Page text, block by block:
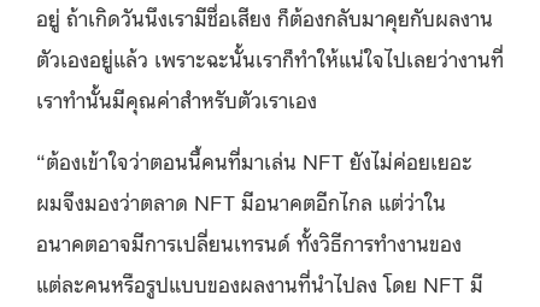
อยู่ ถ้าเกิดวันนึงเรามีชื่อเสียง ก็ต้องกลับมาคุยกับผลงาน
ตัวเองอยู่แล้ว เพราะฉะนั้นเราก็ทำให้แน่ใจไปเลยว่างานที่
เราทำนั้นมีคุณค่าสำหรับตัวเราเอง
“ต้องเข้าใจว่าตอนนี้คนที่มาเล่น NFT ยังไม่ค่อยเยอะ
ผมจึงมองว่าตลาด NFT มีอนาคตอีกไกล แต่ว่าใน
อนาคตอาจมีการเปลี่ยนเทรนด์ ทั้งวิธีการทำงานของ
แต่ละคนหรือรูปแบบของผลงานที่นำไปลง โดย NFT มี